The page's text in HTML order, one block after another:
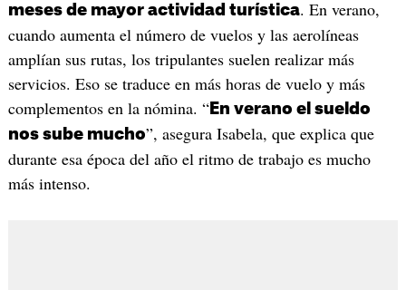
meses de mayor actividad turística. En verano,
cuando aumenta el número de vuelos y las aerolíneas
amplían sus rutas, los tripulantes suelen realizar más
servicios. Eso se traduce en más horas de vuelo y más
complementos en la nómina. “En verano el sueldo
nos sube mucho”, asegura Isabela, que explica que
durante esa época del año el ritmo de trabajo es mucho
más intenso.